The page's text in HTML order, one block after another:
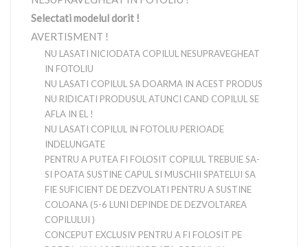
Selectati modelul dorit !
AVERTISMENT !
NU LASATI NICIODATA COPILUL NESUPRAVEGHEAT
IN FOTOLIU
NU LASATI COPILUL SA DOARMA IN ACEST PRODUS
NU RIDICATI PRODUSUL ATUNCI CAND COPILUL SE
AFLA IN EL !
NU LASATI COPILUL IN FOTOLIU PERIOADE
INDELUNGATE
PENTRU A PUTEA FI FOLOSIT COPILUL TREBUIE SA-
SI POATA SUSTINE CAPUL SI MUSCHII SPATELUI SA
FIE SUFICIENT DE DEZVOLATI PENTRU A SUSTINE
COLOANA (5-6 LUNI DEPINDE DE DEZVOLTAREA
COPILULUI )
CONCEPUT EXCLUSIV PENTRU A FI FOLOSIT PE